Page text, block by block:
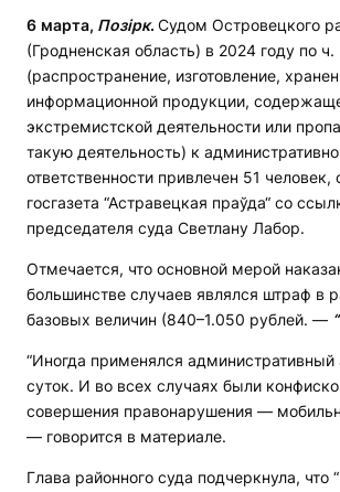
6 марта, Позірк. Судом Островецкого
(Гродненская область) в 2024 году по ч.
(распространение, изготовление,
информационной продукции,
экстремистской деятельности или
такую деятельность) к
ответственности привлечен 51 человек,
госгазета “Астравецкая праўда“ со
председателя суда Светлану Лабор.
Отмечается, что основной мерой
большинстве случаев являлся штраф в
базовых величин (840–1.050 рублей. —
“Иногда применялся административный
суток. И во всех случаях были
совершения правонарушения —
— говорится в материале.
Глава районного суда подчеркнула, что